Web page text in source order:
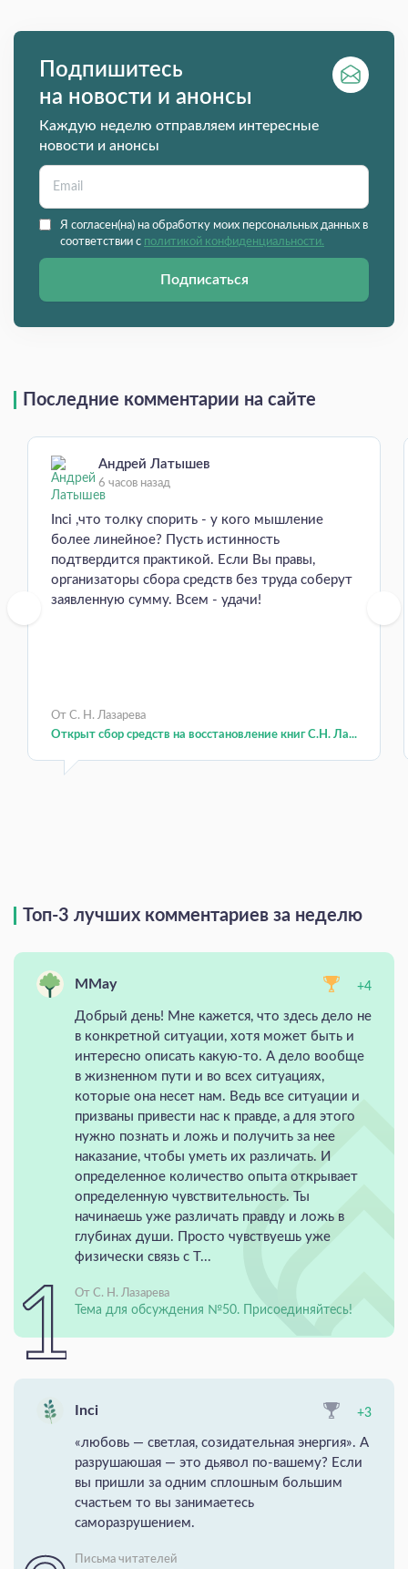
Подпишитесь
на новости и анонсы
Каждую неделю отправляем интересные
новости и анонсы
Я согласен(на) на обработку моих персональных данных в
соответствии с политикой конфиденциальности.
Подписаться
Последние комментарии на сайте
Андрей Латышев
6 часов назад
Inci ,что толку спорить - у кого мышление
более линейное? Пусть истинность
подтвердится практикой. Если Вы правы,
организаторы сбора средств без труда соберут
заявленную сумму. Всем - удачи!
От С. Н. Лазарева
Открыт сбор средств на восстановление книг С.Н. Ла...
Топ-3 лучших комментариев за неделю
MMay +4
Добрый день! Мне кажется, что здесь дело не
в конкретной ситуации, хотя может быть и
интересно описать какую-то. А дело вообще
в жизненном пути и во всех ситуациях,
которые она несет нам. Ведь все ситуации и
призваны привести нас к правде, а для этого
нужно познать и ложь и получить за нее
наказание, чтобы уметь их различать. И
определенное количество опыта открывает
определенную чувствительность. Ты
начинаешь уже различать правду и ложь в
глубинах души. Просто чувствуешь уже
физически связь с Т...
От С. Н. Лазарева
Тема для обсуждения №50. Присоединяйтесь!
Inci +3
«любовь — светлая, созидательная энергия». А
разрушаюшая — это дьявол по-вашему? Если
вы пришли за одним сплошным большим
счастьем то вы занимаетесь
саморазрушением.
Письма читателей